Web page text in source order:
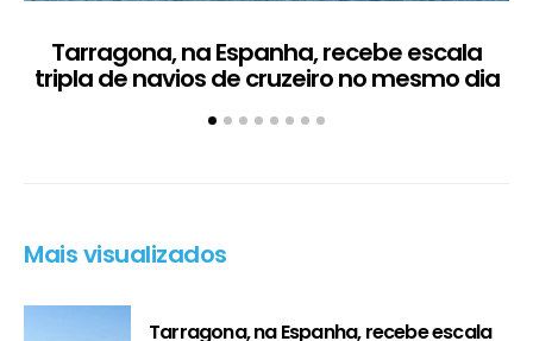
Tarragona, na Espanha, recebe escala
tripla de navios de cruzeiro no mesmo dia
Mais visualizados
Tarragona, na Espanha, recebe escala